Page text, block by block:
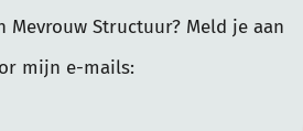
Mevrouw Structuur? Meld je aan
mijn e-mails: